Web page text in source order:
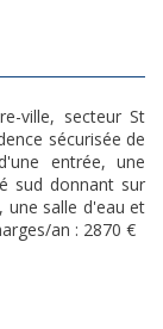
ville, secteur St
sécurisée de
entrée, une
sud donnant sur
une salle d'eau et
an : 2870 €